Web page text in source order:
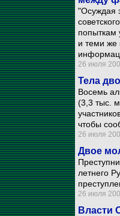
"Осуждая
попыткам
и теми же
26 июля
Тела
Восемь
(3,3 тыс.
чтобы
26 июля
Двое
летнего
26 июля
Власти